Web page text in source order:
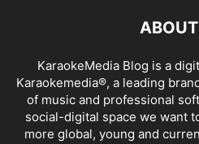
KaraokeMedia Blog is a
Karaokemedia®, a leading
of music and professional
social-digital space we want
more global, young and